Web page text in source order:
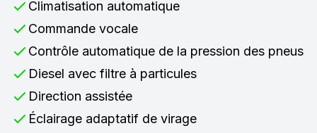
Climatisation automatique
Commande vocale
Contrôle automatique de la pression des pneus
Diesel avec filtre à particules
Direction assistée
Éclairage adaptatif de virage